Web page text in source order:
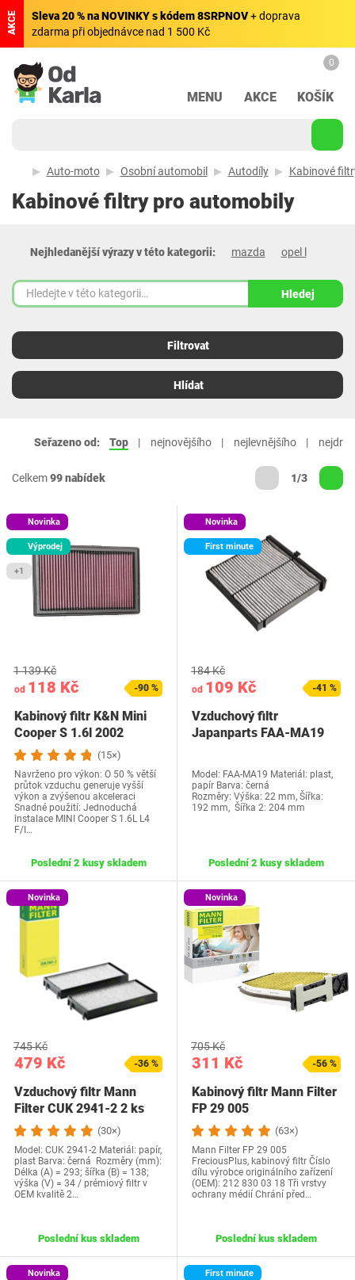
AKCE Sleva 20 % na NOVINKY s kódem 8SRPNOV+ doprava
zdarma při objednávce nad 1 500 Kč
MENU AKCE
0
KOŠÍK
Auto-moto Osobní automobil Autodíly Kabinové
Kabinové filtry pro automobily
Nejhledanější výrazy v této kategorii: mazda opel l
Hledej
Filtrovat
Hlídat
Seřazeno od: Top nejnovějšího nejlevnějšího
Celkem99 nabídek 1/3
Novinka
Výprodej
+1
od 118 Kč
1 139 Kč
-90 %
Kabinový filtr K&N Mini
Cooper S 1.6l 2002
(15×)
Navrženo pro výkon: O 50 % větší
průtok vzduchu generuje vyšší
výkon a zvýšenou akceleraci
Snadné použití: Jednoduchá
instalace MINI Cooper S 1.6L L4
F/I…
Poslední 2 kusy skladem
Novinka
First minute
od 109 Kč
184 Kč
-41 %
Vzduchový filtr
Japanparts FAA-MA19
Model: FAA-MA19 Materiál: plast,
papír Barva: černá
Rozměry: Výška: 22 mm, Šířka:
192 mm, Šířka 2: 204 mm
Poslední 2 kusy skladem
Novinka
479 Kč
745 Kč
-36 %
Vzduchový filtr Mann
Filter CUK 2941-2 2 ks
(30×)
Model: CUK 2941-2 Materiál: papír,
plast Barva: černá Rozměry (mm):
Délka (A) = 293; šířka (B) = 138;
výška (V) = 34 / prémiový filtr v
OEM kvalitě 2…
Poslední kus skladem
Novinka
311 Kč
705 Kč
-56 %
Kabinový filtr Mann Filter
FP 29 005
(63×)
Mann Filter FP 29 005
FreciousPlus, kabinový filtr Číslo
dílu výrobce originálního zařízení
(OEM): ‎212 830 03 18 Tři vrstvy
ochrany médií Chrání před…
Poslední kus skladem
Novinka First minute